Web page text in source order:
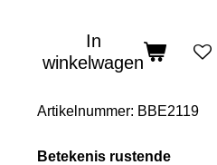
In
winkelwagen
Artikelnummer: BBE2119
Betekenis rustende